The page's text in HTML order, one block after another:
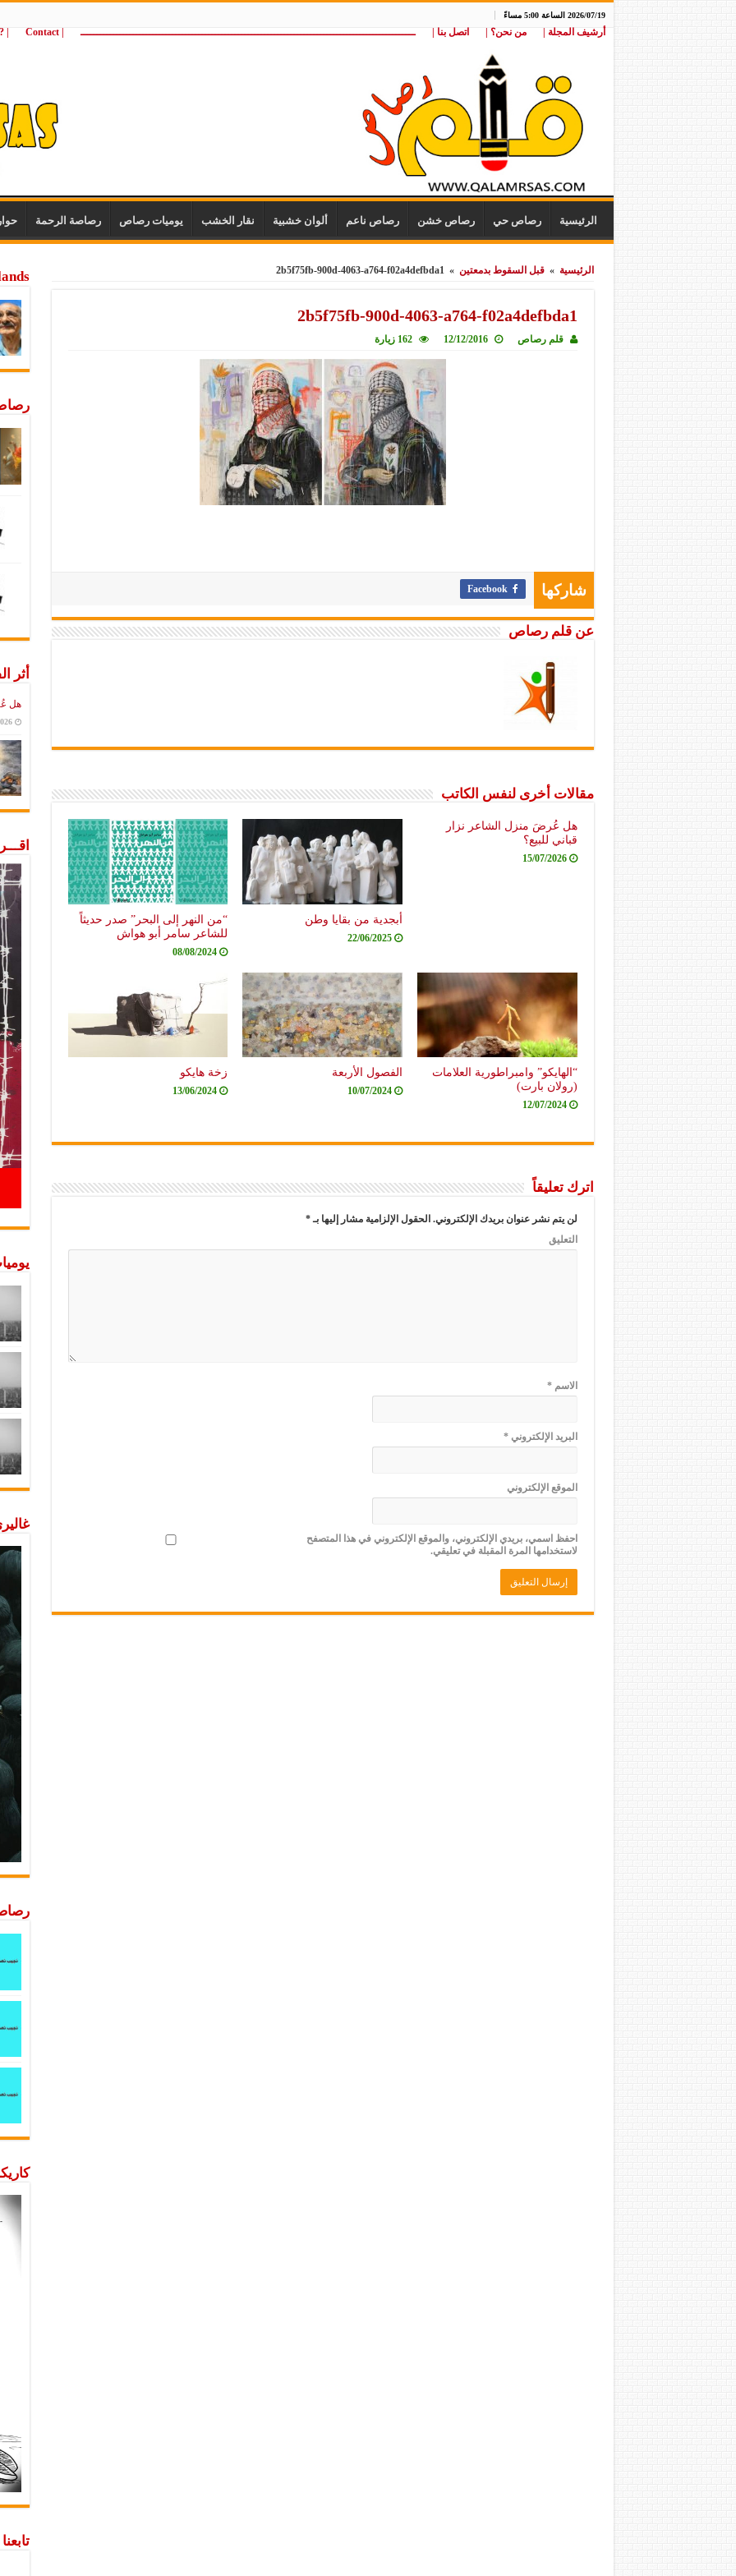
2026/07/19 الساعة 5:00 مساءً
أرشيف المجلة | من نحن؟ | اتصل بنا | ــــــــــــــــــــــــــــــــــــــــــــــــــــــــــــــــــــــــــــــــــــــــــــــــــــــ | Contact
wij
الرئيسية رصاص حي رصاص خشن رصاص ناعم ألوان خشبية نقار الخشب يوميات رصاص رصاصة الرحمة
الرئيسية » قبل السقوط بدمعتين »
2b5f75fb-900d-4063-a764-f02a4defbda1
2b5f75fb-900d-4063-a764-f02a4defbda1
قلم رصاص 12/12/2016 162 زيارة
شاركها Facebook
عن قلم رصاص
مقالات أخرى لنفس الكاتب
هل عُرضَ منزل الشاعر نزار
قباني للبيع؟
15/07/2026
أبجدية من بقايا وطن
22/06/2025
“من النهر إلى البحر” صدر حديثاً
للشاعر سامر أبو هواش
08/08/2024
“الهايكو” وامبراطورية العلامات
(رولان بارت)
12/07/2024
الفصول الأربعة
10/07/2024
زخة هايكو
13/06/2024
اترك تعليقاً
لن يتم نشر عنوان بريدك الإلكتروني. الحقول الإلزامية مشار إليها بـ*
التعليق
الاسم*
البريد الإلكتروني*
الموقع الإلكتروني
احفظ اسمي، بريدي الإلكتروني، والموقع الإلكتروني في هذا المتصفح
لاستخدامها المرة المقبلة في تعليقي.
أثر
هل